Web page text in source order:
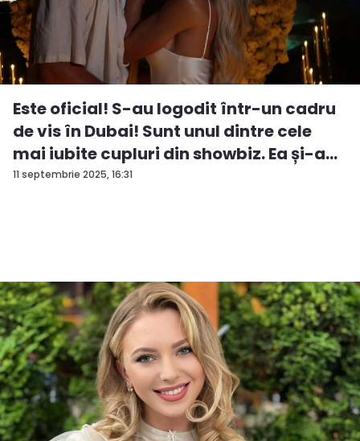
11 septembrie 2025, 16:31
Este oficial! S-au logodit într-un cadru
de vis în Dubai! Sunt unul dintre cele
mai iubite cupluri din showbiz. Ea și-a
e...